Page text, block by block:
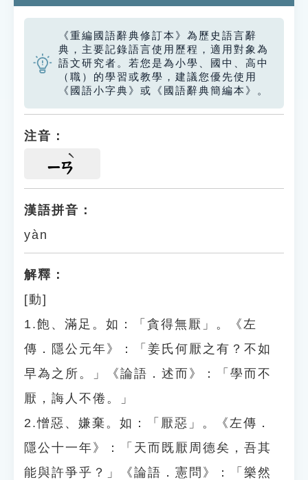
《重編國語辭典修訂本》為歷史語言辭
典，主要記錄語言使用歷程，適用對象為
語文研究者。若您是為小學、國中、高中
（職）的學習或教學，建議您優先使用
《國語小字典》或《國語辭典簡編本》。
注音：
ㄧㄢ
漢語拼音：
yàn
解釋：
[動]
1.飽、滿足。如：「貪得無厭」。《左
傳．隱公元年》：「姜氏何厭之有？不如
早為之所。」《論語．述而》：「學而不
厭，誨人不倦。」
2.憎惡、嫌棄。如：「厭惡」。《左傳．
隱公十一年》：「天而既厭周德矣，吾其
能與許爭乎？」《論語．憲問》：「樂然